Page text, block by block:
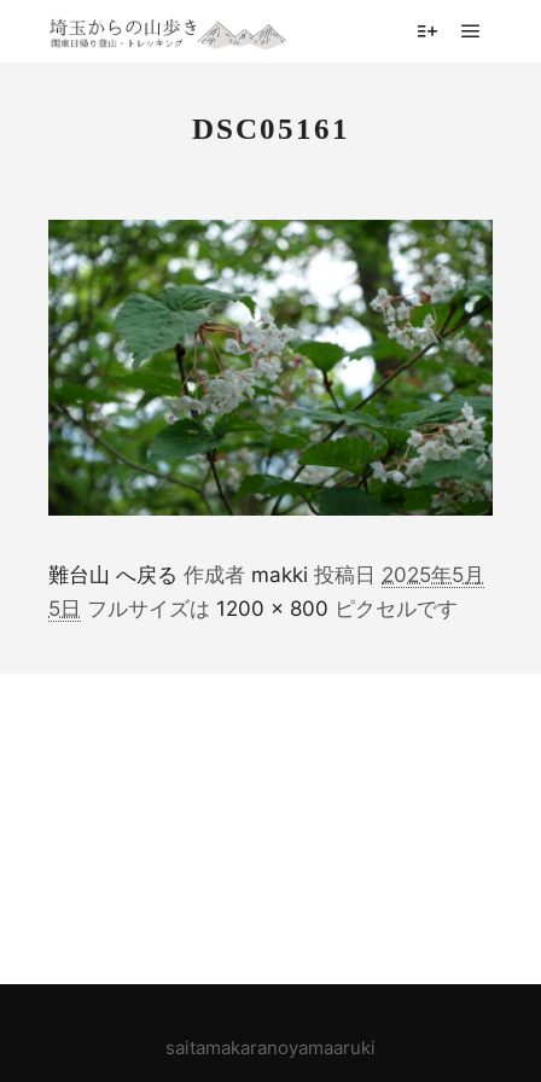
DSC05161
難台山 へ戻る 作成者 makki 投稿日 2025年5月
5日 フルサイズは 1200 × 800 ピクセルです
saitamakaranoyamaaruki